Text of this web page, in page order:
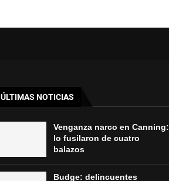
ÚLTIMAS NOTICIAS
Venganza narco en Canning:
lo fusilaron de cuatro
balazos
Budge: delincuentes